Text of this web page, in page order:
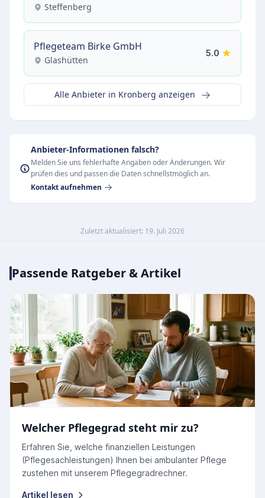
Steffenberg
Pflegeteam Birke GmbH
Glashütten
5.0
Alle Anbieter in Kronberg anzeigen
Anbieter-Informationen falsch?
Melden Sie uns fehlerhafte Angaben oder Änderungen. Wir
prüfen dies und passen die Daten schnellstmöglich an.
Kontakt aufnehmen
Zuletzt aktualisiert: 19. Juli 2026
Passende Ratgeber & Artikel
Welcher Pflegegrad steht mir zu?
Erfahren Sie, welche finanziellen Leistungen
(Pflegesachleistungen) Ihnen bei ambulanter Pflege
zustehen mit unserem Pflegegradrechner.
Artikel lesen